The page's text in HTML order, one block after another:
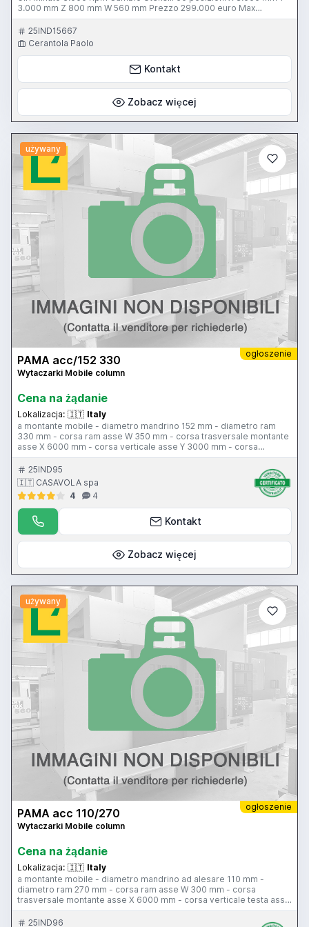
3.000 mm Z 800 mm W 560 mm Prezzo 299.000 euro Max
Machinery Cell. 3332111551 1563@email.it
25IND15667
Cerantola Paolo
Kontakt
Zobacz więcej
używany
ogłoszenie
PAMA acc/152 330
Wytaczarki Mobile column
Cena na żądanie
Lokalizacja: 🇮🇹 Italy
a montante mobile - diametro mandrino 152 mm - diametro ram
330 mm - corsa ram asse W 350 mm - corsa trasversale montante
asse X 6000 mm - corsa verticale asse Y 3000 mm - corsa
mandrino asse Z 1220 mm - 1 piani di ancoraggio 7000 x 2000 x
400 mm tavola rototraslante Cogis 3000 x 2600 mm - portata
tavola girevole 35000 kg - corsa tavola girevole 1500 mm - 3
gamme velocità mandrino 2-800 giri/min - cono di attacco
mandrino ISO 50 - potenza motore mandrino 30 hp - visualizzatori
3 assi - piattaforma a sfacciare diametro 750 mm - testa di
fresatura verticale
25IND95
🇮🇹 CASAVOLA spa
4
4
Kontakt
Zobacz więcej
używany
ogłoszenie
PAMA acc 110/270
Wytaczarki Mobile column
Cena na żądanie
Lokalizacja: 🇮🇹 Italy
a montante mobile - diametro mandrino ad alesare 110 mm -
diametro ram 270 mm - corsa ram asse W 300 mm - corsa
trasversale montante asse X 6000 mm - corsa verticale testa asse
Y 1920 mm - corsa mandrino asse Z 810 mm - cono di attacco
mandrino ISO 50 - potenza motore mandrino 25 hp - 3 gamme
25IND96